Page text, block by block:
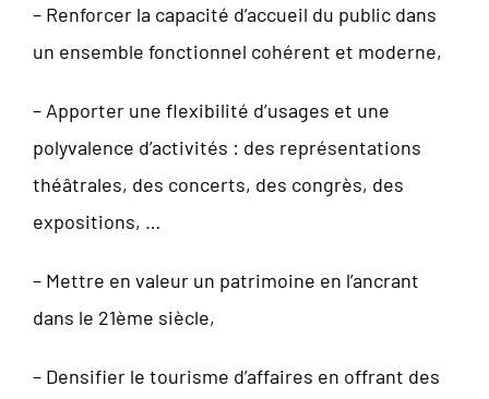
– Renforcer la capacité d’accueil du public dans
un ensemble fonctionnel cohérent et moderne,
– Apporter une flexibilité d’usages et une
polyvalence d’activités : des représentations
théâtrales, des concerts, des congrès, des
expositions, …
– Mettre en valeur un patrimoine en l’ancrant
dans le 21ème siècle,
– Densifier le tourisme d’affaires en offrant des